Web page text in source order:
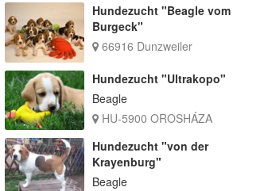
Hundezucht "Beagle vom
Burgeck"
66916 Dunzweiler
Hundezucht "Ultrakopo"
Beagle
HU-5900 OROSHÁZA
Hundezucht "von der
Krayenburg"
Beagle